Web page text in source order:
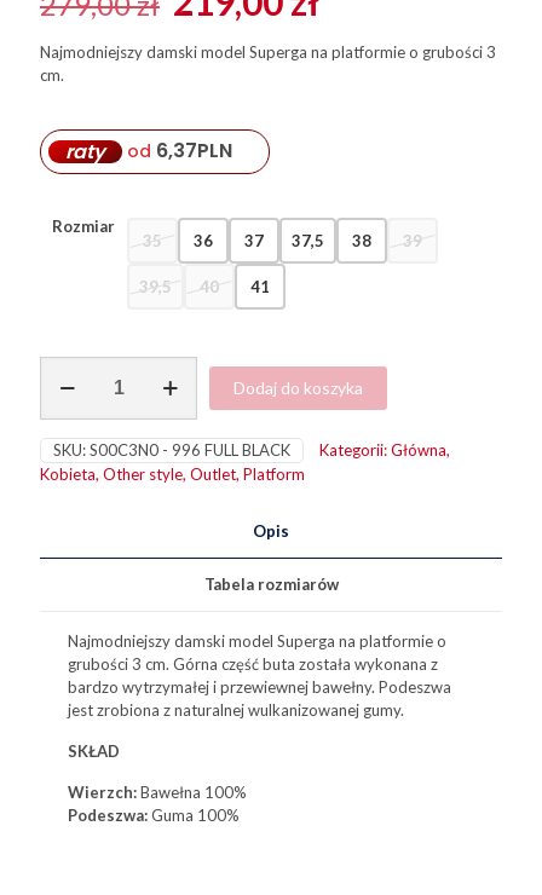
cena
wynosiła:
cena
wynosi:
Najmodniejszy damski model Superga na platformie o grubości 3
cm.
raty od 6,37PLN
Rozmiar
35 36 37 37,5 38 39
39,5 40 41
2730
Full
Black
Dodaj do koszyka
SKU:S00C3N0 - 996 FULL BLACK Kategorii:Główna,
Kobieta, Other style, Outlet, Platform
Opis
Tabela rozmiarów
Najmodniejszy damski model Superga na platformie o
grubości 3 cm. Górna część buta została wykonana z
bardzo wytrzymałej i przewiewnej bawełny. Podeszwa
jest zrobiona z naturalnej wulkanizowanej gumy.
SKŁAD
Wierzch:Bawełna 100%
Podeszwa:Guma 100%